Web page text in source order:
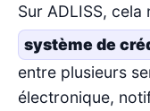
Sur ADLISS, cela
système de
entre plusieurs
électronique,